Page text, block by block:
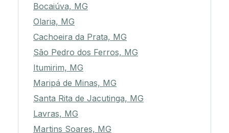
Bocaiúva, MG
Olaria, MG
Cachoeira da Prata, MG
São Pedro dos Ferros, MG
Itumirim, MG
Maripá de Minas, MG
Santa Rita de Jacutinga, MG
Lavras, MG
Martins Soares, MG